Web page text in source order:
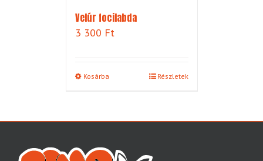
Velúr focilabda
3 300 Ft
Kosárba Részletek